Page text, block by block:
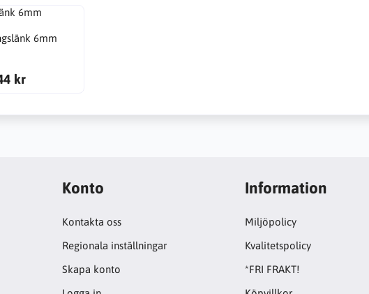
6mm
kr
Konto
Kontakta oss
Regionala inställningar
Skapa konto
Information
Miljöpolicy
Kvalitetspolicy
*FRI FRAKT!